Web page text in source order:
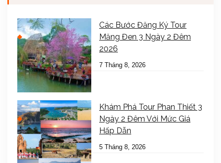
Các Bước Đăng Ký Tour
Măng Đen 3 Ngày 2 Đêm
2026
7 Tháng 8, 2026
Khám Phá Tour Phan Thiết 3
Ngày 2 Đêm Với Mức Giá
Hấp Dẫn
5 Tháng 8, 2026